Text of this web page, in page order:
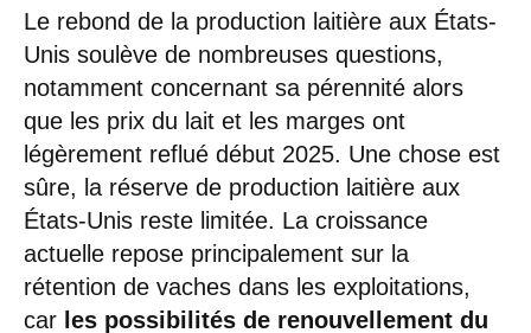
Le rebond de la production laitière aux États-
Unis soulève de nombreuses questions,
notamment concernant sa pérennité alors
que les prix du lait et les marges ont
légèrement reflué début 2025. Une chose est
sûre, la réserve de production laitière aux
États-Unis reste limitée. La croissance
actuelle repose principalement sur la
rétention de vaches dans les exploitations,
car les possibilités de renouvellement du